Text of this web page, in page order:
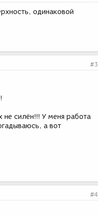
одинаковой
#3
не силён!!! У меня работа
а вот
#4